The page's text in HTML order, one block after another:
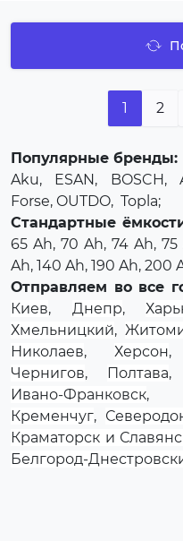
1 2
Популярные бренды:
Aku, ESAN, BOSCH,
Forse, OUTDO, Topla;
Стандартные
65 Ah, 70 Ah, 74 Ah,
Ah, 140 Ah, 190 Ah, 200
Отправляем во все
Киев, Днепр,
Хмельницкий,
Николаев, Херсон
Чернигов, Полтава,
Ивано-Франковск,
Кременчуг,
Краматорск и
Белгород-